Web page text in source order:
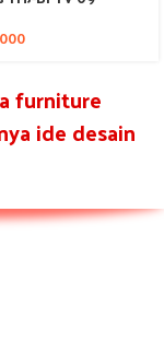
furniture
ide desain